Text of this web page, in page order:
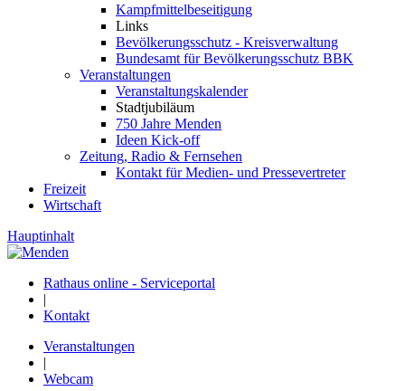
Kampfmittelbeseitigung
Links
Bevölkerungsschutz - Kreisverwaltung
Bundesamt für Bevölkerungsschutz BBK
Veranstaltungen
Veranstaltungskalender
Stadtjubiläum
750 Jahre Menden
Ideen Kick-off
Zeitung, Radio & Fernsehen
Kontakt für Medien- und Pressevertreter
Freizeit
Wirtschaft
Hauptinhalt
Rathaus online - Serviceportal
|
Kontakt
Veranstaltungen
|
Webcam